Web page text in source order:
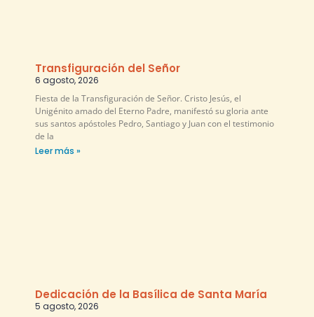
Transfiguración del Señor
6 agosto, 2026
Fiesta de la Transfiguración de Señor. Cristo Jesús, el
Unigénito amado del Eterno Padre, manifestó su gloria ante
sus santos apóstoles Pedro, Santiago y Juan con el testimonio
de la
Leer más »
Dedicación de la Basílica de Santa María
5 agosto, 2026